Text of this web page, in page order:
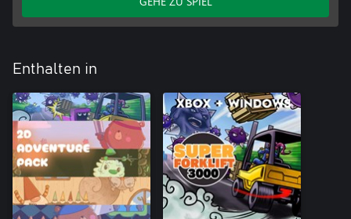
Enthalten in